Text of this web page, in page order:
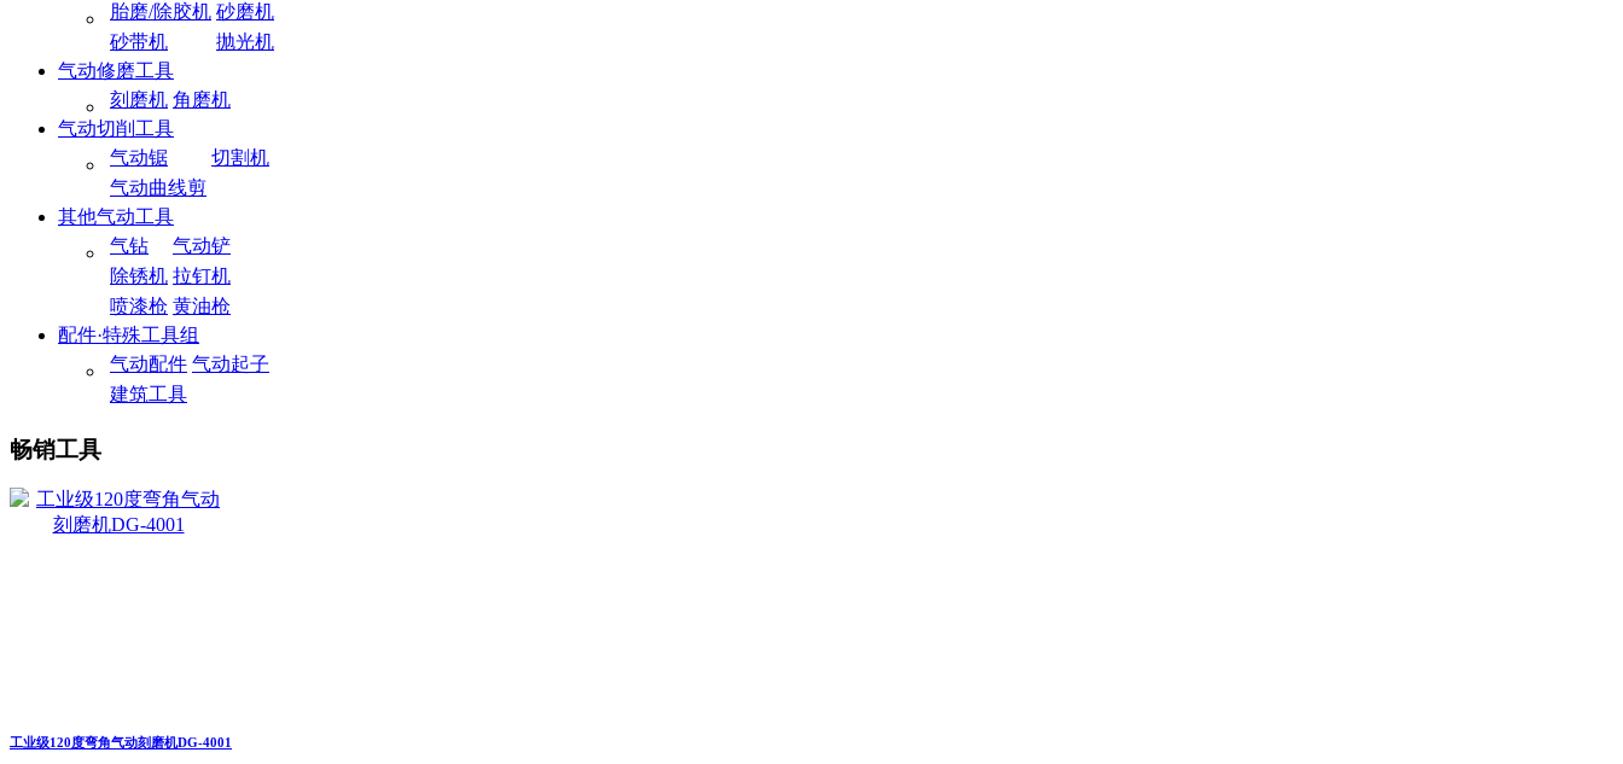
胎磨/除胶机 砂磨机
砂带机
抛光机
气动修磨工具
刻磨机 角磨机
气动切削工具
气动锯
切割机
气动曲线剪
其他气动工具
气钻
气动铲
除锈机 拉钉机
喷漆枪 黄油枪
配件·特殊工具组
气动配件 气动起子
建筑工具
畅销工具
工业级120度弯角气动刻磨机DG-4001